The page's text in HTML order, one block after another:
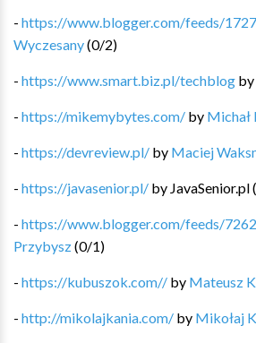
- https://www.blogger.com/feeds/
Wyczesany(0/2)
- https://www.smart.biz.pl/techblog by
- https://mikemybytes.com/ by Michał
- https://devreview.pl/ by Maciej
- https://javasenior.pl/ by JavaSenior.pl(
- https://www.blogger.com/feeds/
Przybysz(0/1)
- https://kubuszok.com// by Mateusz
- http://mikolajkania.com/ by Mikołaj